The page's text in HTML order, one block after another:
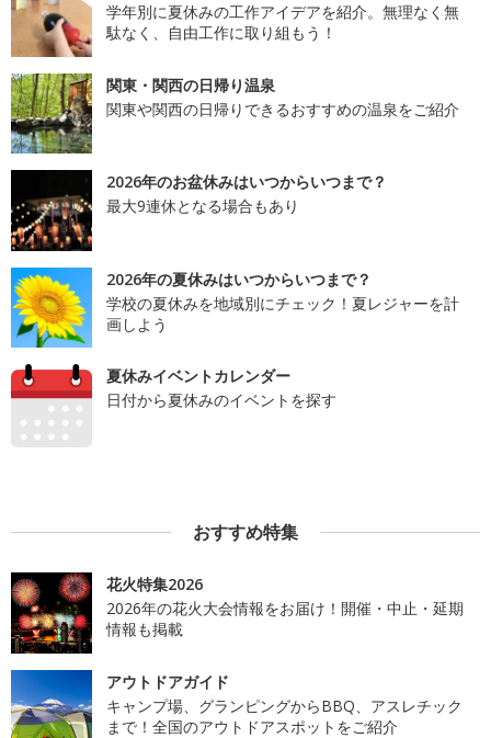
学年別に夏休みの工作アイデアを紹介。無理なく無
駄なく、自由工作に取り組もう！
関東・関西の日帰り温泉
関東や関西の日帰りできるおすすめの温泉をご紹介
2026年のお盆休みはいつからいつまで？
最大9連休となる場合もあり
2026年の夏休みはいつからいつまで？
学校の夏休みを地域別にチェック！夏レジャーを計
画しよう
夏休みイベントカレンダー
日付から夏休みのイベントを探す
おすすめ特集
花火特集2026
2026年の花火大会情報をお届け！開催・中止・延期
情報も掲載
アウトドアガイド
キャンプ場、グランピングからBBQ、アスレチック
まで！全国のアウトドアスポットをご紹介